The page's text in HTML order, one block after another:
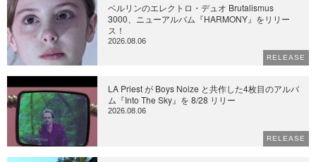
ベルリンのエレクトロ・デュオ Brutalismus
3000、ニューアルバム『HARMONY』をリリー
ス！
2026.08.06
RELEASE
LA Priest が Boys Noize と共作した4枚目のアルバ
ム『Into The Sky』を 8/28 リリー
2026.08.06
RELEASE